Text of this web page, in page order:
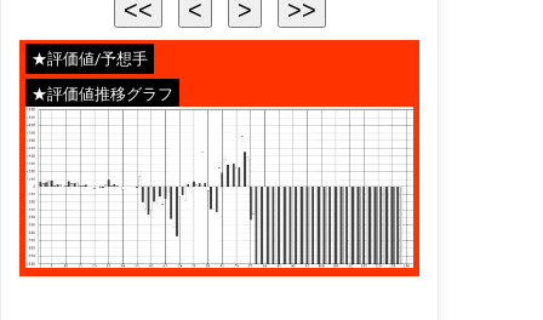
★評価値/予想手
★評価値推移グラフ